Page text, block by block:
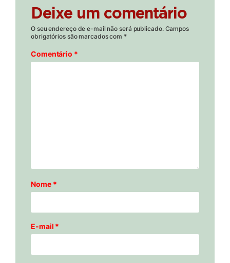
Deixe um comentário
O seu endereço de e-mail não será publicado. Campos
obrigatórios são marcados com *
Comentário *
Nome *
E-mail *